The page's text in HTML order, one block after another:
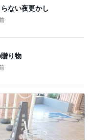
ない夜更かし
り物